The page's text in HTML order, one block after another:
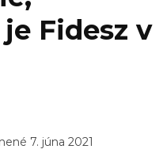
Fidesz v
7. júna 2021